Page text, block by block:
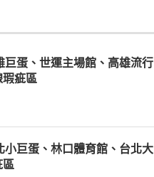
巨蛋、世運主場館、高雄流行
疵區
小巨蛋、林口體育館、台北大
區